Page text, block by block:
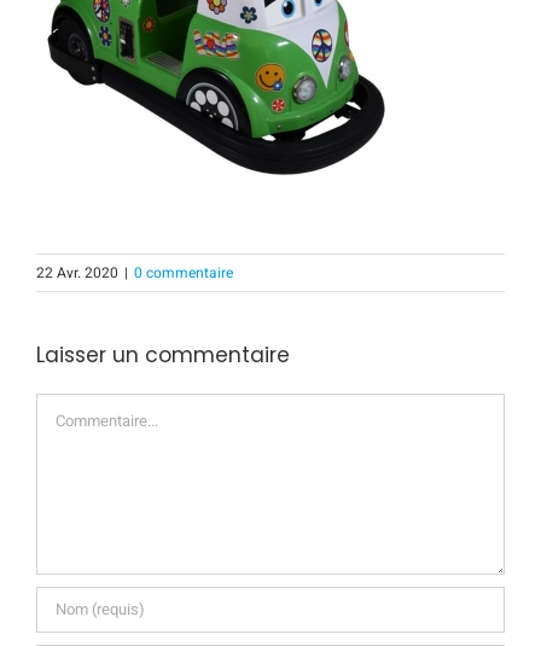
22 Avr. 2020 | 0 commentaire
Laisser un commentaire